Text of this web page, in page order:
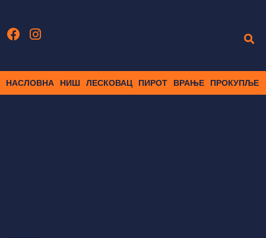
НАСЛОВНА НИШ ЛЕСКОВАЦ ПИРОТ ВРАЊЕ ПРОКУПЉЕ